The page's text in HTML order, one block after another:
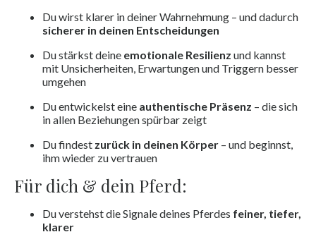
Du wirst klarer in deiner Wahrnehmung – und dadurch
sicherer in deinen Entscheidungen
Du stärkst deine emotionale Resilienz und kannst
mit Unsicherheiten, Erwartungen und Triggern besser
umgehen
Du entwickelst eine authentische Präsenz – die sich
in allen Beziehungen spürbar zeigt
Du findest zurück in deinen Körper – und beginnst,
ihm wieder zu vertrauen
Für dich & dein Pferd:
Du verstehst die Signale deines Pferdes feiner, tiefer,
klarer